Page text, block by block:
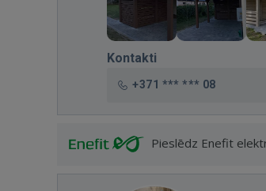
Kontakti
+371 *** *** 08
Pieslēdz Enefit